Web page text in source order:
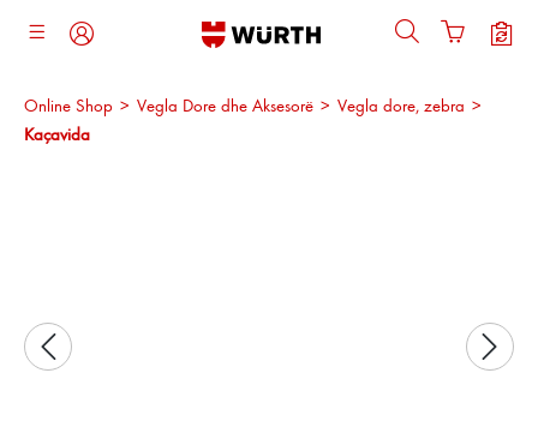
kryesore
Online Shop > Vegla Dore dhe Aksesorë > Vegla dore, zebra >
Kaçavida